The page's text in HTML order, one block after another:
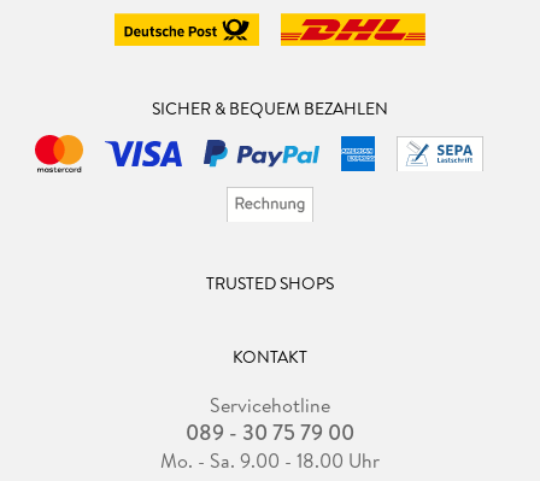
SICHER & BEQUEM BEZAHLEN
TRUSTED SHOPS
KONTAKT
Servicehotline
089 - 30 75 79 00
Mo. - Sa. 9.00 - 18.00 Uhr